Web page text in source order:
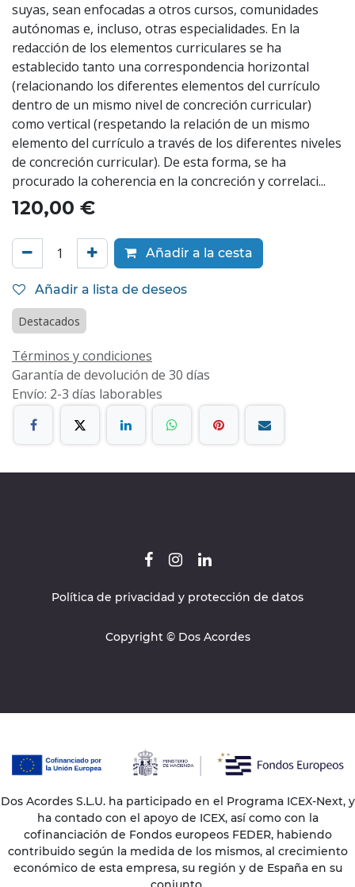
suyas, sean enfocadas a otros cursos, comunidades
autónomas e, incluso, otras especialidades. En la
redacción de los elementos curriculares se ha
establecido tanto una correspondencia horizontal
(relacionando los diferentes elementos del currículo
dentro de un mismo nivel de concreción curricular)
como vertical (respetando la relación de un mismo
elemento del currículo a través de los diferentes niveles
de concreción curricular). De esta forma, se ha
procurado la coherencia en la concreción y correlaci...
120,00 €
Añadir a la cesta
Añadir a lista de deseos
Destacados
Términos y condiciones
Garantía de devolución de 30 días
Envío: 2-3 días laborables
Política de privacidad y protección de datos
Copyright © Dos Acordes
Dos Acordes S.L.U. ha participado en el Programa ICEX-Next, y
ha contado con el apoyo de ICEX, así como con la
cofinanciación de Fondos europeos FEDER, habiendo
contribuido según la medida de los mismos, al crecimiento
económico de esta empresa, su región y de España en su